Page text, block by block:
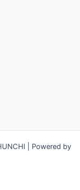
| Powered by